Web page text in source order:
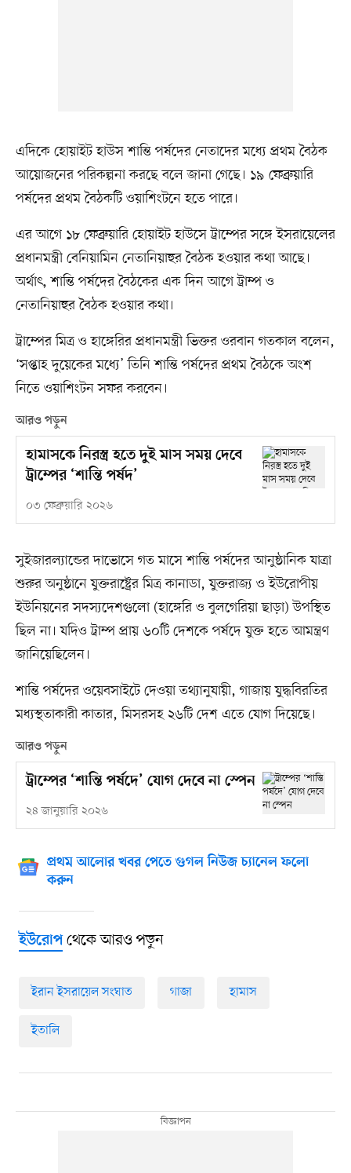
এদিকে হোয়াইট হাউস শান্তি পর্ষদের নেতাদের মধ্যে প্রথম বৈঠক
আয়োজনের পরিকল্পনা করছে বলে জানা গেছে। ১৯ ফেব্রুয়ারি
পর্ষদের প্রথম বৈঠকটি ওয়াশিংটনে হতে পারে।
এর আগে ১৮ ফেব্রুয়ারি হোয়াইট হাউসে ট্রাম্পের সঙ্গে ইসরায়েলের
প্রধানমন্ত্রী বেনিয়ামিন নেতানিয়াহুর বৈঠক হওয়ার কথা আছে।
অর্থাৎ, শান্তি পর্ষদের বৈঠকের এক দিন আগে ট্রাম্প ও
নেতানিয়াহুর বৈঠক হওয়ার কথা।
ট্রাম্পের মিত্র ও হাঙ্গেরির প্রধানমন্ত্রী ভিক্তর ওরবান গতকাল বলেন,
‘সপ্তাহ দুয়েকের মধ্যে’ তিনি শান্তি পর্ষদের প্রথম বৈঠকে অংশ
নিতে ওয়াশিংটন সফর করবেন।
আরও পড়ুন
হামাসকে নিরস্ত্র হতে দুই মাস সময় দেবে
ট্রাম্পের ‘শান্তি পর্ষদ’
০৩ ফেব্রুয়ারি ২০২৬
সুইজারল্যান্ডের দাভোসে গত মাসে শান্তি পর্ষদের আনুষ্ঠানিক যাত্রা
শুরুর অনুষ্ঠানে যুক্তরাষ্ট্রের মিত্র কানাডা, যুক্তরাজ্য ও ইউরোপীয়
ইউনিয়নের সদস্যদেশগুলো (হাঙ্গেরি ও বুলগেরিয়া ছাড়া) উপস্থিত
ছিল না। যদিও ট্রাম্প প্রায় ৬০টি দেশকে পর্ষদে যুক্ত হতে আমন্ত্রণ
জানিয়েছিলেন।
শান্তি পর্ষদের ওয়েবসাইটে দেওয়া তথ্যানুযায়ী, গাজায় যুদ্ধবিরতির
মধ্যস্থতাকারী কাতার, মিসরসহ ২৬টি দেশ এতে যোগ দিয়েছে।
আরও পড়ুন
ট্রাম্পের ‘শান্তি পর্ষদে’ যোগ দেবে না স্পেন
২৪ জানুয়ারি ২০২৬
প্রথম আলোর খবর পেতে গুগল নিউজ চ্যানেল ফলো
করুন
ইউরোপথেকে আরও পড়ুন
ইরান ইসরায়েল সংঘাত গাজা হামাস
ইতালি